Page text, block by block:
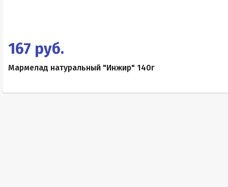
167 руб.
Мармелад натуральный "Инжир" 140г